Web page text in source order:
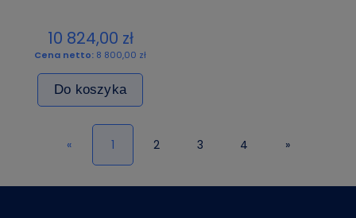
10 824,00 zł
Cena netto: 8 800,00 zł
Do koszyka
« 1 2 3 4 »